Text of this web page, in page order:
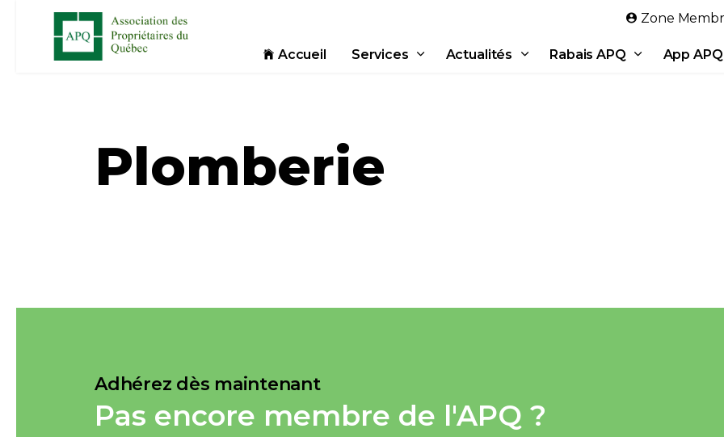
Accueil Services Actualités Rabais APQ App APQ
Zone
Plomberie
Adhérez dès maintenant
Pas encore membre de l'APQ ?